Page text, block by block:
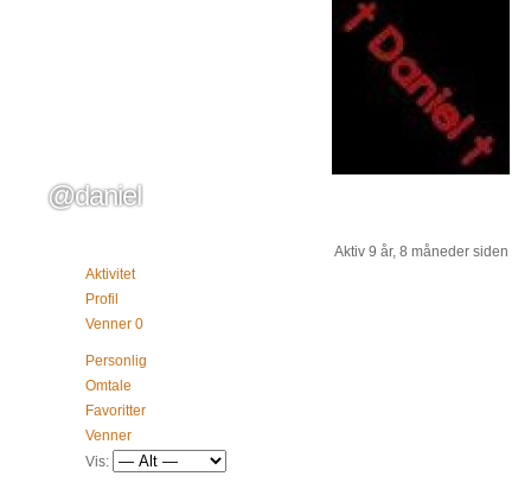
@daniel
Aktiv 9 år, 8 måneder siden
Aktivitet
Profil
Venner 0
Personlig
Omtale
Favoritter
Venner
Vis: